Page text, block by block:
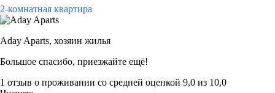
2-комнатная квартира
Aday Aparts, хозяин жилья
Большое спасибо, приезжайте ещё!
1 отзыв о проживании со средней оценкой 9,0 из 10,0